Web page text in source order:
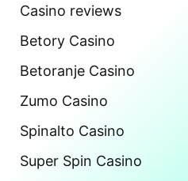
Casino reviews
Betory Casino
Betoranje Casino
Zumo Casino
Spinalto Casino
Super Spin Casino